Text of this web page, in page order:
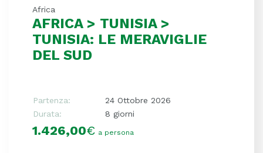
Africa
AFRICA > TUNISIA >
TUNISIA: LE MERAVIGLIE
DEL SUD
Partenza:
24 Ottobre 2026
Durata:
8 giorni
1.426,00€ a persona